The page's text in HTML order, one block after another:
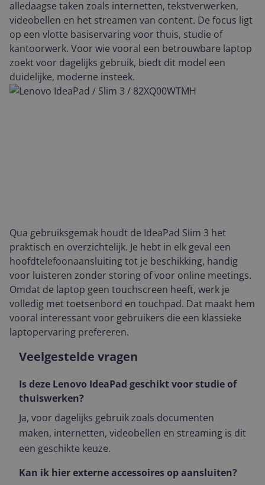
alledaagse taken zoals internetten, tekstverwerken,
videobellen en het streamen van content. De focus ligt
op een vlotte basiservaring voor thuis, studie of
kantoorwerk. Voor wie vooral een betrouwbare laptop
zoekt voor dagelijks gebruik, biedt dit model een
duidelijke, moderne insteek.
Qua gebruiksgemak houdt de IdeaPad Slim 3 het
praktisch en overzichtelijk. Je hebt in elk geval een
hoofdtelefoonaansluiting tot je beschikking, handig
voor luisteren zonder storing of voor online meetings.
Omdat de laptop geen touchscreen heeft, werk je
volledig met toetsenbord en touchpad. Dat maakt hem
vooral interessant voor gebruikers die een klassieke
laptopervaring prefereren.
Veelgestelde vragen
Is deze Lenovo IdeaPad geschikt voor studie of
thuiswerken?
Ja, voor dagelijks gebruik zoals documenten
maken, internetten, videobellen en streaming is dit
een geschikte keuze.
Kan ik hier externe accessoires op aansluiten?